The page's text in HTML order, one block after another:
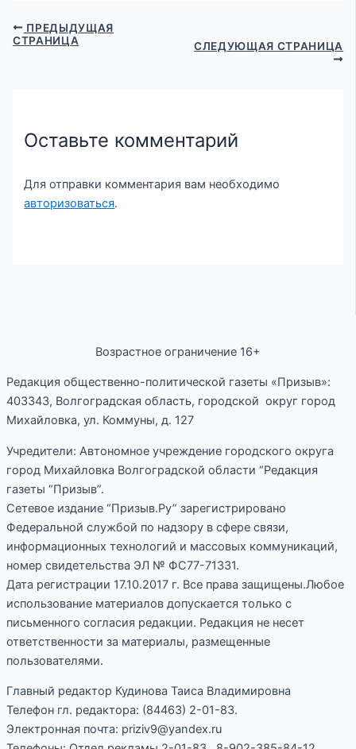
ПРЕДЫДУЩАЯ
СТРАНИЦА
СЛЕДУЮЩАЯ СТРАНИЦА
Оставьте комментарий
Для отправки комментария вам необходимо
авторизоваться.
Возрастное ограничение 16+
Редакция общественно-политической газеты «Призыв»:
403343, Волгоградская область, городской округ город
Михайловка, ул. Коммуны, д. 127
Учредители: Автономное учреждение городского округа
город Михайловка Волгоградской области “Редакция
газеты “Призыв”.
Сетевое издание “Призыв.Ру” зарегистрировано
Федеральной службой по надзору в сфере связи,
информационных технологий и массовых коммуникаций,
номер свидетельства ЭЛ № ФС77-71331.
Дата регистрации 17.10.2017 г. Все права защищены.Любое
использование материалов допускается только с
письменного согласия редакции. Редакция не несет
ответственности за материалы, размещенные
пользователями.
Главный редактор Кудинова Таиса Владимировна
Телефон гл. редактора: (84463) 2-01-83.
Электронная почта: priziv9@yandex.ru